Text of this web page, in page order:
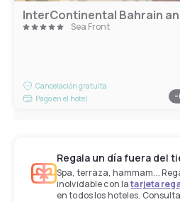
InterContinental Bahrain an
Sea Front
Cancelación gratuita
Pago en el hotel
-
Regala un día fuera del
Spa, terraza, hammam...
inolvidable con latarjeta
en todos los hoteles.